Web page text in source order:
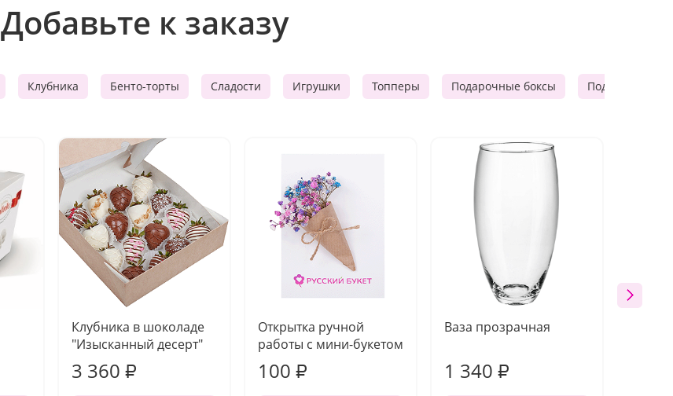
Добавьте к заказу
Клубника Бенто-торты Сладости Игрушки Топперы Подарочные боксы Подарочные
Клубника в шоколаде
"Изысканный десерт"
3 360 ₽
Открытка ручной
работы с мини-букетом
100 ₽
Ваза прозрачная
1 340 ₽